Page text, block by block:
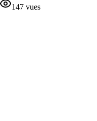
147 vues